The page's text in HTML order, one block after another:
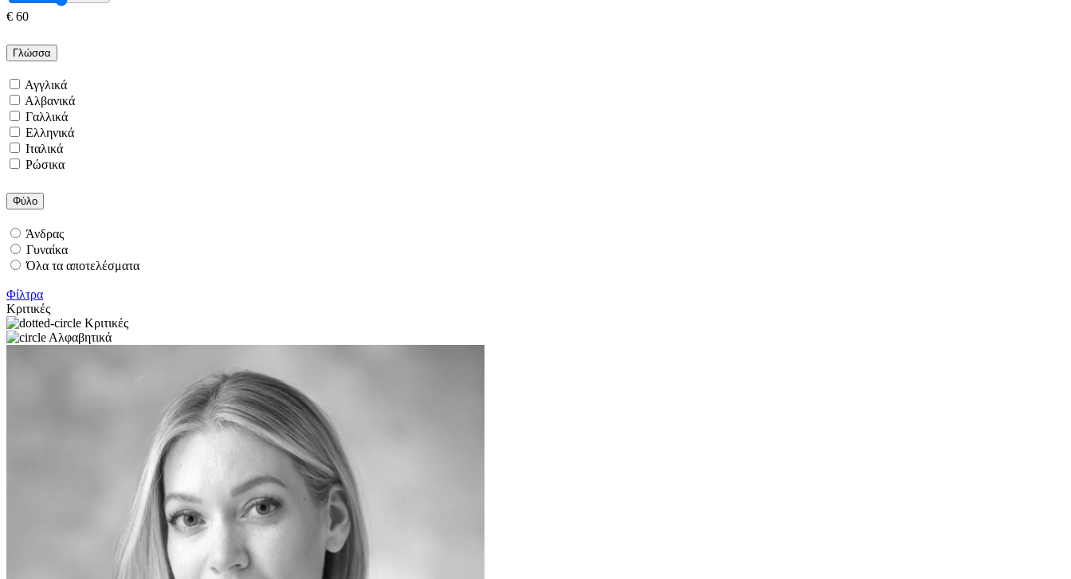
€ 60
Γλώσσα
Αγγλικά
Αλβανικά
Γαλλικά
Ελληνικά
Ιταλικά
Ρώσικα
Φύλο
Άνδρας
Γυναίκα
Όλα τα αποτελέσματα
Φίλτρα
Κριτικές
Κριτικές
Αλφαβητικά